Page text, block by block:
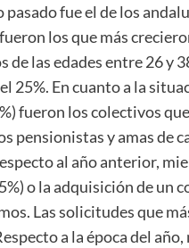
fue el de los
los que más
de las edades entre 26 y
25%. En cuanto a la
fueron los colectivos
pensionistas y amas de
al año anterior,
o la adquisición de un
Las solicitudes que
a la época del